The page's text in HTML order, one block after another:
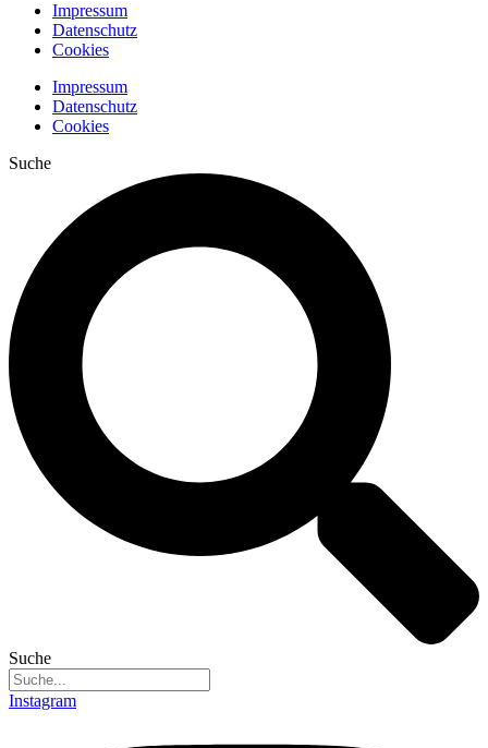
Impressum
Datenschutz
Cookies
Impressum
Datenschutz
Cookies
Suche
Suche
Instagram